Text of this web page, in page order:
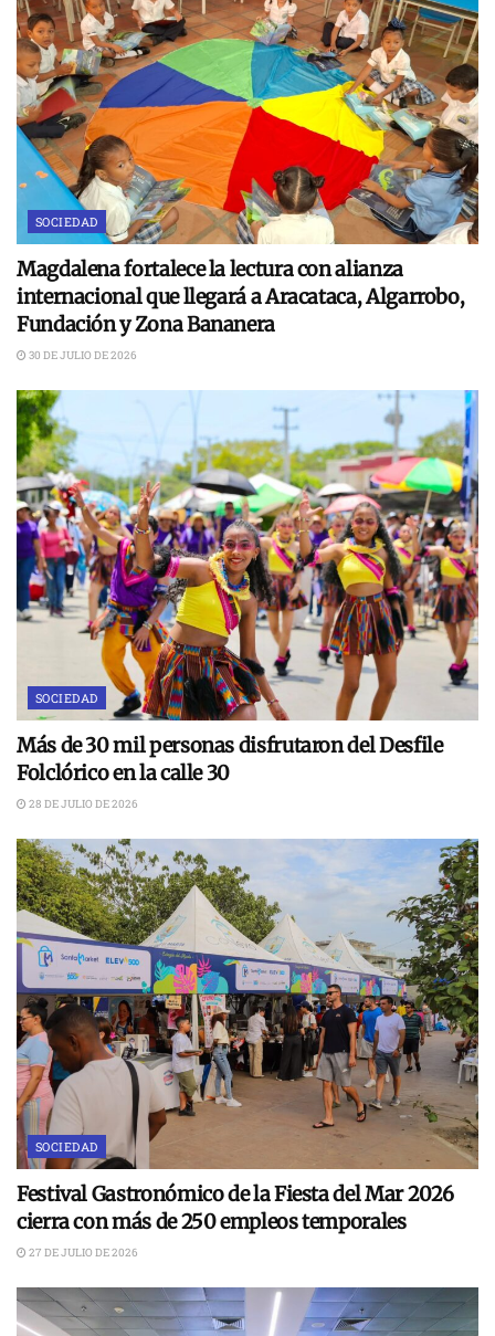
SOCIEDAD
Magdalena fortalece la lectura con alianza
internacional que llegará a Aracataca, Algarrobo,
Fundación y Zona Bananera
30 DE JULIO DE 2026
SOCIEDAD
Más de 30 mil personas disfrutaron del Desfile
Folclórico en la calle 30
28 DE JULIO DE 2026
SOCIEDAD
Festival Gastronómico de la Fiesta del Mar 2026
cierra con más de 250 empleos temporales
27 DE JULIO DE 2026